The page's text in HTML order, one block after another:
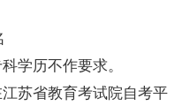
学历不作要求。
苏省教育考试院自考平